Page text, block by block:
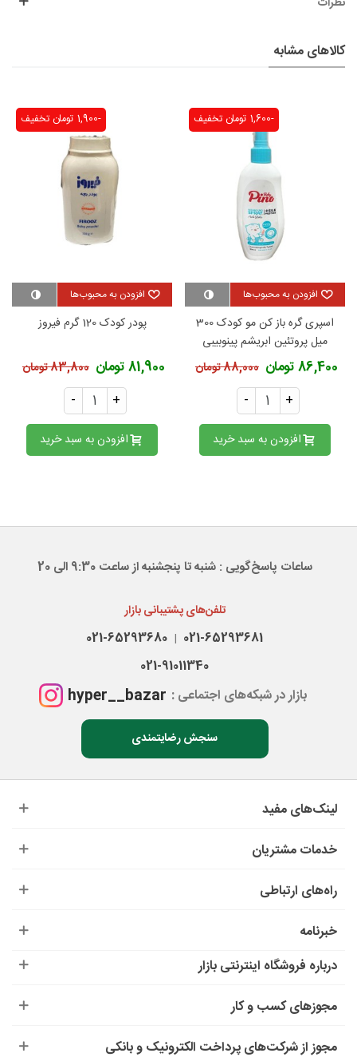
مزایای استفاده از شامپو بدن بدون
سولفات پینو بیبی
کالاهای مشابه
تخفیف -1,600 تومان
افزودن به محبوب‌ها
اسپری گره باز کن مو کودک 300
میل پروتئین ابریشم پینوبیبی
86,400 تومان 88,000 تومان
- +
افزودن به سبد خرید
تخفیف -1,900 تومان
افزودن به محبوب‌ها
پودر کودک 120 گرم فیروز
81,900 تومان 83,800 تومان
- +
افزودن به سبد خرید
ساعات پاسخ‌گویی : شنبه تا پنجشنبه از ساعت 9:30 الی 20
تلفن‌های پشتیبانی بازار
021-65293681
|
021-65293680
021-91011340
بازار در شبکه‌های اجتماعی : hyper__bazar
سنجش رضایتمندی
لینک‌های مفید
خدمات مشتریان
راه‌های ارتباطی
خبرنامه
درباره‌ فروشگاه اینترنتی بازار
مجوزهای کسب و کار
مجوز از شرکت‌های پرداخت الکترونیک و بانکی